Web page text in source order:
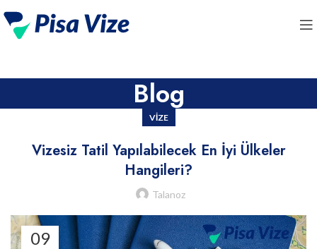
Blog
VIZE
Vizesiz Tatil Yapılabilecek En İyi Ülkeler
Hangileri?
Talanoz
09